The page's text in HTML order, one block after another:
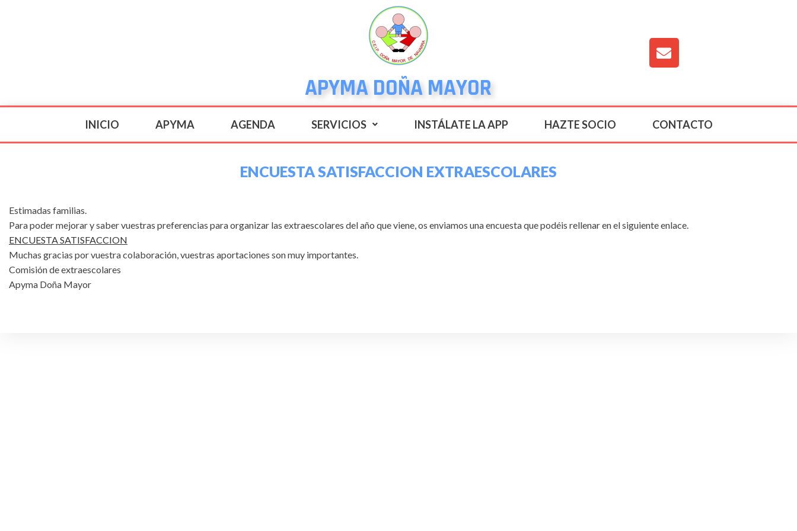
APYMA DOÑA MAYOR
INICIO APYMA AGENDA SERVICIOS INSTÁLATE LA APP HAZTE SOCIO CONTACTO
ENCUESTA SATISFACCION EXTRAESCOLARES
Estimadas familias.
Para poder mejorar y saber vuestras preferencias para organizar las extraescolares del año que viene, os enviamos una encuesta que podéis rellenar en el siguiente enlace.
ENCUESTA SATISFACCION
Muchas gracias por vuestra colaboración, vuestras aportaciones son muy importantes.
Comisión de extraescolares
Apyma Doña Mayor